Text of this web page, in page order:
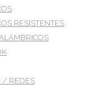
RESISTENTES
/ REDES